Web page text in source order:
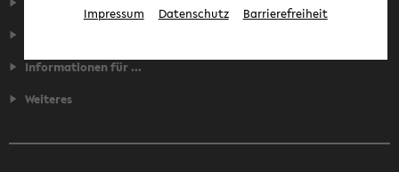
Informationen für ...
Weiteres
Impressum Datenschutz Barrierefreiheit